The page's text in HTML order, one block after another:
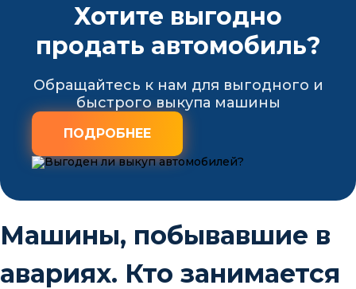
Хотите выгодно
продать автомобиль?
Обращайтесь к нам для выгодного и
быстрого выкупа машины
ПОДРОБНЕЕ
Машины, побывавшие в
авариях. Кто занимается